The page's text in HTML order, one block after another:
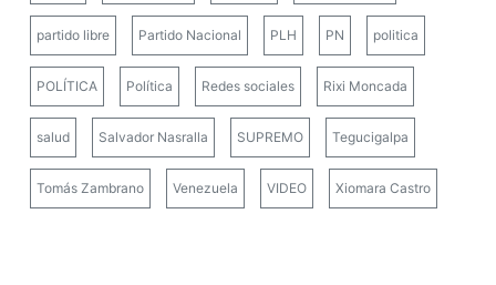
partido libre Partido Nacional PLH PN politica
POLÍTICA Política Redes sociales Rixi Moncada
salud Salvador Nasralla SUPREMO Tegucigalpa
Tomás Zambrano Venezuela VIDEO Xiomara Castro